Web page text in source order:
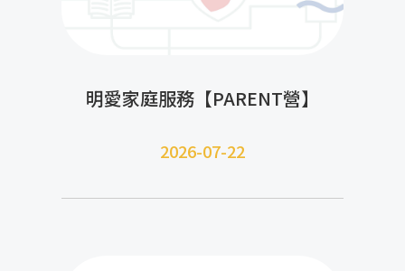
明愛家庭服務【PARENT營】
2026-07-22